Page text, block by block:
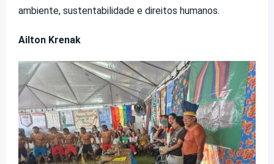
ambiente, sustentabilidade e direitos humanos.
Ailton Krenak